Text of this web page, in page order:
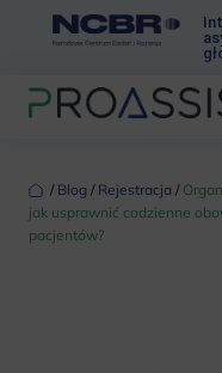
‏‏‎ ‎/‏‏‎ ‎ Blog ‏‏‎ ‎/‏‏‎ ‎ Rejestracja ‏‏‎ ‎/‏‏‎ ‎
jak usprawnić codzienne
pacjentów?